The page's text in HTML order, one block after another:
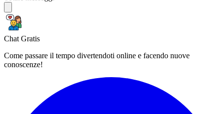
Chat Gratis
Come passare il tempo divertendoti online e facendo nuove
conoscenze!